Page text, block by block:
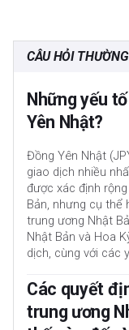
CÂU HỎI
Những yếu
Yên Nhật?
Đồng Yên Nhật
giao dịch nhiều
được xác định
Bản, nhưng cụ thể
trung ương Nhật
Nhật Bản và Hoa
dịch, cùng với các
Các quyết
trung ương